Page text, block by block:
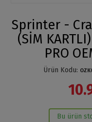
Sprinter -
(SİM
PRO
Ürün Kodu:
Bu ürün